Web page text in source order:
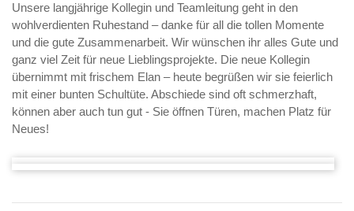
Unsere langjährige Kollegin und Teamleitung geht in den
wohlverdienten Ruhestand – danke für all die tollen Momente
und die gute Zusammenarbeit. Wir wünschen ihr alles Gute und
ganz viel Zeit für neue Lieblingsprojekte. Die neue Kollegin
übernimmt mit frischem Elan – heute begrüßen wir sie feierlich
mit einer bunten Schultüte. Abschiede sind oft schmerzhaft,
können aber auch tun gut - Sie öffnen Türen, machen Platz für
Neues!